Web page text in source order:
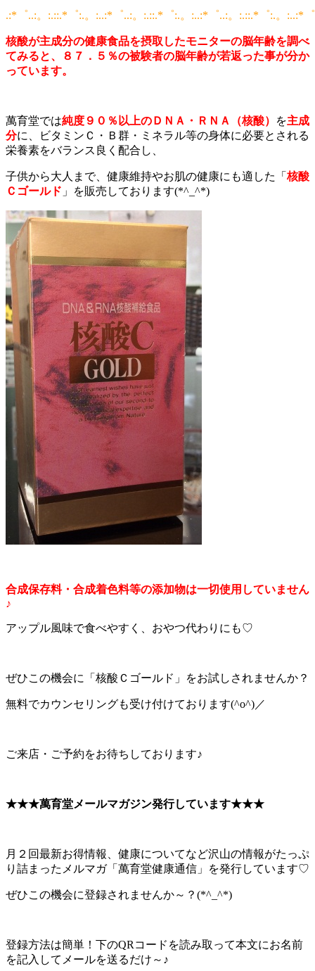
.:*゜..:。:.::.*゜:.。:..:*゜..:。:.::.*゜:.。:..:*゜..:。:.::.*゜:.。:..:*
核酸が主成分の健康食品を摂取したモニターの脳年齢を調べ
てみると、８７．５％の被験者の脳年齢が若返った事が分か
っています。
萬育堂では純度９０％以上のＤＮＡ・ＲＮＡ（核酸） を主成
分に、ビタミンＣ・Ｂ群・ミネラル等の身体に必要とされる
栄養素をバランス良く配合し、
子供から大人まで、健康維持やお肌の健康にも適した「 核酸
Ｃゴールド 」を販売しております(*^_^*)
合成保存料・合成着色料等の添加物は一切使用していません
♪
アップル風味で食べやすく、おやつ代わりにも♡
ぜひこの機会に「核酸Ｃゴールド」をお試しされませんか？
無料でカウンセリングも受け付けております(^o^)／
ご来店・ご予約をお待ちしております♪
★★★萬育堂メールマガジン発行しています★★★
月２回最新お得情報、健康についてなど沢山の情報がたっぷ
り詰まったメルマガ「萬育堂健康通信」を発行しています♡
ぜひこの機会に登録されませんか～？(*^_^*)
登録方法は簡単！下のQRコードを読み取って本文にお名前
を記入してメールを送るだけ～♪